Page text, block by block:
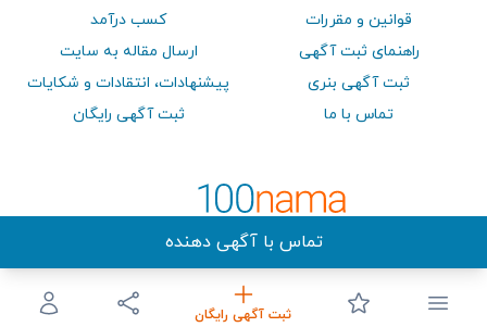
تماس با آگهی دهنده
ثبت آگهی رایگان
قوانین و مقررات
کسب درآمد
راهنمای ثبت آگهی
ارسال مقاله به سایت
ثبت آگهی بنری
پيشنهادات، انتقادات و شكايات
تماس با ما
ثبت آگهی رایگان